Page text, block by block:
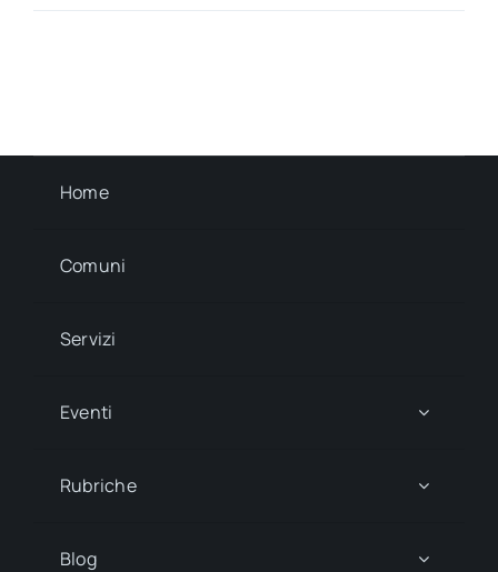
Home
Comuni
Servizi
Eventi
Rubriche
Blog